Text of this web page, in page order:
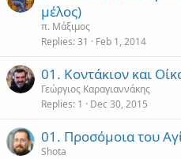
μέλος)
π. Μάξιμος
Replies 31 Feb 1, 2014
01. Κοντάκιον και
Γεώργιος Καραγιαννάκης
Replies 1 Dec 30, 2015
01. Προσόμοια του
Shota